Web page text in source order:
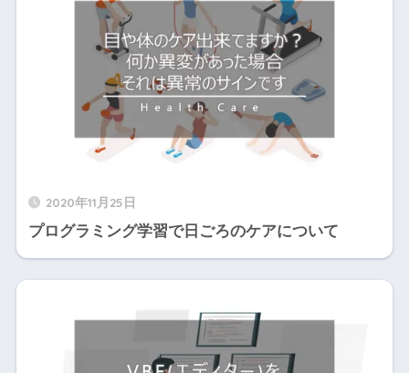
2020年11月25日
プログラミング学習で日ごろのケアについて